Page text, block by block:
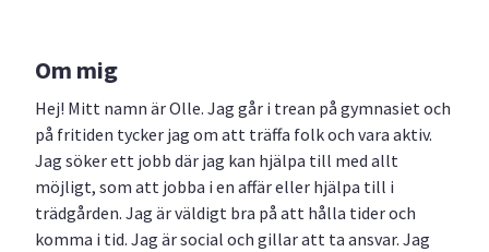
Om mig
Hej! Mitt namn är Olle. Jag går i trean på gymnasiet och
på fritiden tycker jag om att träffa folk och vara aktiv.
Jag söker ett jobb där jag kan hjälpa till med allt
möjligt, som att jobba i en affär eller hjälpa till i
trädgården. Jag är väldigt bra på att hålla tider och
komma i tid. Jag är social och gillar att ta ansvar. Jag